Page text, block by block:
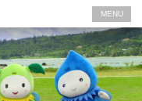
MENU